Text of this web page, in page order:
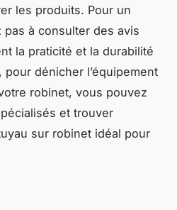
les produits. Pour un
pas à consulter des avis
la praticité et la durabilité
dénicher l’équipement
robinet, vous pouvez
et trouver
sur robinet idéal pour